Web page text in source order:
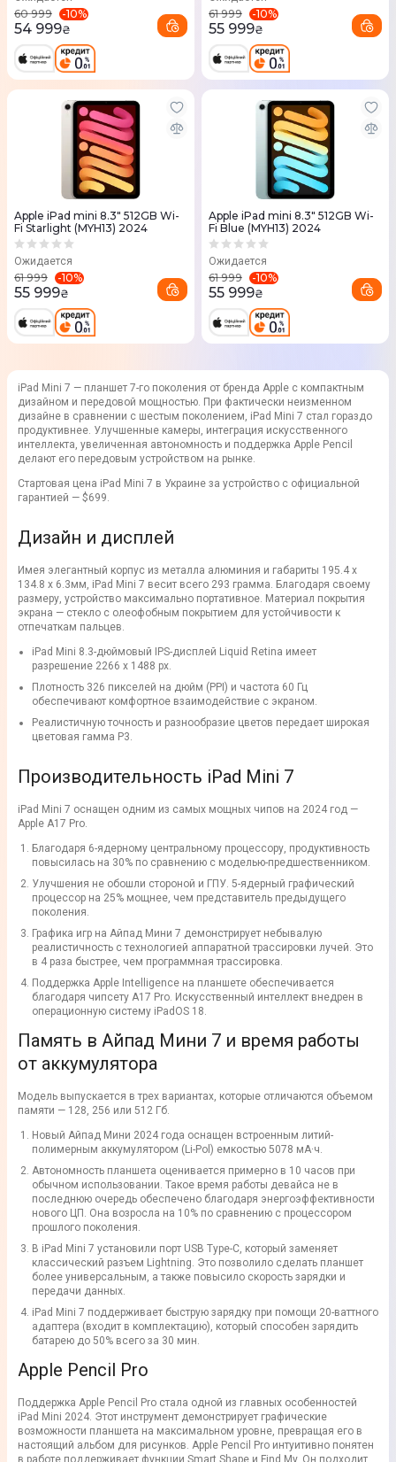
60 999 -10%
54 999₴
61 999 -10%
55 999₴
Apple iPad mini 8.3" 512GB Wi-
Fi Starlight (MYH13) 2024
Ожидается
61 999 -10%
55 999₴
Apple iPad mini 8.3" 512GB Wi-
Fi Blue (MYH13) 2024
Ожидается
61 999 -10%
55 999₴
iPad Mini 7 — планшет 7-го поколения от бренда Apple с компактным
дизайном и передовой мощностью. При фактически неизменном
дизайне в сравнении с шестым поколением, iPad Mini 7 стал гораздо
продуктивнее. Улучшенные камеры, интеграция искусственного
интеллекта, увеличенная автономность и поддержка Apple Pencil
делают его передовым устройством на рынке.
Стартовая цена iPad Mini 7 в Украине за устройство с официальной
гарантией — $699.
Дизайн и дисплей
Имея элегантный корпус из металла алюминия и габариты 195.4 х
134.8 х 6.3мм, iPad Mini 7 весит всего 293 грамма. Благодаря своему
размеру, устройство максимально портативное. Материал покрытия
экрана — стекло с олеофобным покрытием для устойчивости к
отпечаткам пальцев.
iPad Mini 8.3-дюймовый IPS-дисплей Liquid Retina имеет
разрешение 2266 x 1488 px.
Плотность 326 пикселей на дюйм (PPI) и частота 60 Гц
обеспечивают комфортное взаимодействие с экраном.
Реалистичную точность и разнообразие цветов передает широкая
цветовая гамма P3.
Производительность iPad Mini 7
iPad Mini 7 оснащен одним из самых мощных чипов на 2024 год —
Apple A17 Pro.
Благодаря 6-ядерному центральному процессору, продуктивность
повысилась на 30% по сравнению с моделью-предшественником.
Улучшения не обошли стороной и ГПУ. 5-ядерный графический
процессор на 25% мощнее, чем представитель предыдущего
поколения.
Графика игр на Айпад Мини 7 демонстрирует небывалую
реалистичность с технологией аппаратной трассировки лучей. Это
в 4 раза быстрее, чем программная трассировка.
Поддержка Apple Intelligence на планшете обеспечивается
благодаря чипсету A17 Pro. Искусственный интеллект внедрен в
операционную систему iPadOS 18.
Память в Айпад Мини 7 и время работы
от аккумулятора
Модель выпускается в трех вариантах, которые отличаются объемом
памяти — 128, 256 или 512 Гб.
Новый Айпад Мини 2024 года оснащен встроенным литий-
полимерным аккумулятором (Li-Pol) емкостью 5078 мА·ч.
Автономность планшета оценивается примерно в 10 часов при
обычном использовании. Такое время работы девайса не в
последнюю очередь обеспечено благодаря энергоэффективности
нового ЦП. Она возросла на 10% по сравнению с процессором
прошлого поколения.
В iPad Mini 7 установили порт USB Type-C, который заменяет
классический разъем Lightning. Это позволило сделать планшет
более универсальным, а также повысило скорость зарядки и
передачи данных.
iPad Mini 7 поддерживает быструю зарядку при помощи 20-ваттного
адаптера (входит в комплектацию), который способен зарядить
батарею до 50% всего за 30 мин.
Apple Pencil Pro
Поддержка Apple Pencil Pro стала одной из главных особенностей
iPad Mini 2024. Этот инструмент демонстрирует графические
возможности планшета на максимальном уровне, превращая его в
настоящий альбом для рисунков. Apple Pencil Pro интуитивно понятен
в работе поддерживает функции Smart Shape и Find My. Он подходит